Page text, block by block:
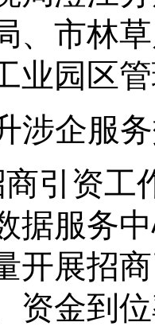
、 市林
业园区
涉企服
商引资
据服务
开展招
资金到